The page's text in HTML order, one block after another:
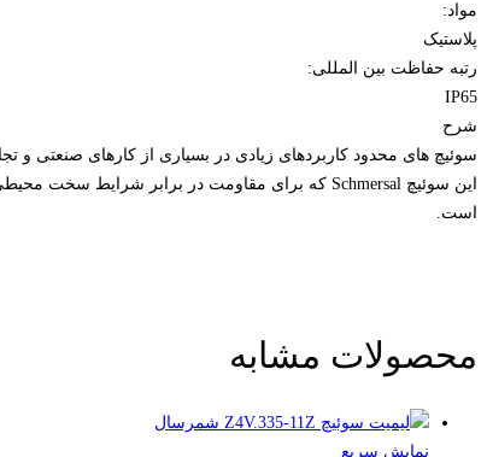
مواد:
پلاستیک
رتبه حفاظت بین المللی:
IP65
شرح
سوئیچ های محدود کاربردهای زیادی در بسیاری از کارهای صنعتی و
است.
محصولات مشابه
نمایش سریع